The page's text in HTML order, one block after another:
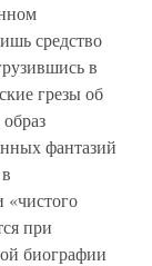
средство
в
грезы об
фантазий
«чистого
при
биографии